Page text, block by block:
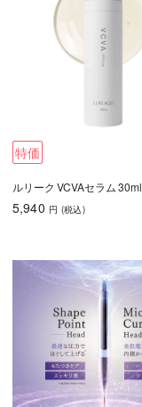
特価
ルリーク VCVAセラム 30ml
5,940 円 (税込)